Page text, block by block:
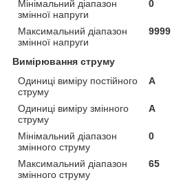
Мінімальний діапазон
змінної напруги
0
Максимальний діапазон
змінної напруги
9999
Вимірювання струму
Одиниці виміру постійного
струму
А
Одиниці виміру змінного
струму
А
Мінімальний діапазон
змінного струму
0
Максимальний діапазон
змінного струму
65